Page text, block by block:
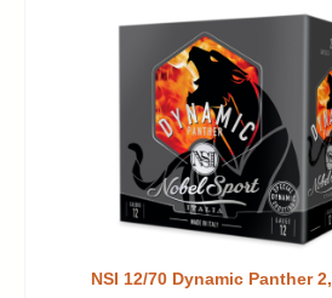
NSI 12/70 Dynamic Panther